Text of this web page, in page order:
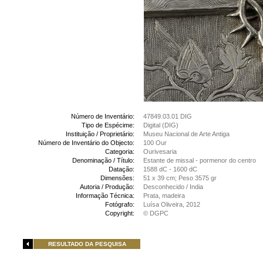
Número de Inventário:
47849.03.01 DIG
Tipo de Espécime:
Digital (DIG)
Instituição / Proprietário:
Museu Nacional de Arte Antiga
Número de Inventário do Objecto:
100 Our
Categoria:
Ourivesaria
Denominação / Título:
Estante de missal - pormenor do centro
Datação:
1588 dC - 1600 dC
Dimensões:
51 x 39 cm; Peso 3575 gr
Autoria / Produção:
Desconhecido / India
Informação Técnica:
Prata, madeira
Fotógrafo:
Luísa Oliveira, 2012
Copyright:
© DGPC
RESULTADO DA PESQUISA